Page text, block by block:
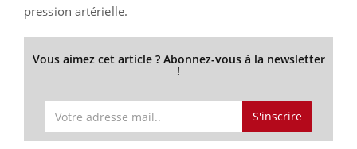
pression artérielle.
Vous aimez cet article ? Abonnez-vous à la newsletter
!
S'inscrire